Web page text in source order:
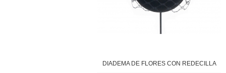
DIADEMA DE FLORES CON REDECILLA